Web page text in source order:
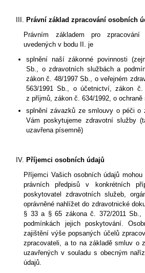
Právní základ zpracování osobních
Právním základem pro
uvedených v bodu II. je
splnění naší zákonné povinnosti
Sb., o zdravotních službách a
zákon č. 48/1997 Sb., o veřejném
563/1991 Sb., o účetnictví, zákon
z příjmů, zákon č. 634/1992, o ochraně
splnění závazků ze smlouvy o péči o
Vám poskytujeme zdravotní služby
uzavřena písemně)
Příjemci osobních údajů
Příjemci Vašich osobních údajů
právních předpisů v konkrétních
poskytovatel zdravotních služeb,
oprávněné nahlížet do zdravotnické
§ 33 a § 65 zákona č. 372/2011 Sb.,
podmínkách jejich poskytování.
zajištění výše popsaných účelů
zpracovateli, a to na základě smluv o
uzavřených v souladu s obecným
údajů.